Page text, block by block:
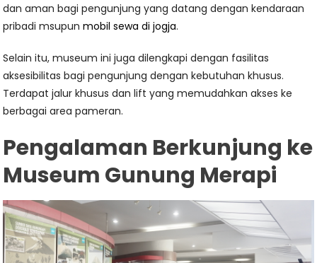
dan aman bagi pengunjung yang datang dengan kendaraan
pribadi msupunmobil sewa di jogja.
Selain itu, museum ini juga dilengkapi dengan fasilitas
aksesibilitas bagi pengunjung dengan kebutuhan khusus.
Terdapat jalur khusus dan lift yang memudahkan akses ke
berbagai area pameran.
Pengalaman Berkunjung ke
Museum Gunung Merapi